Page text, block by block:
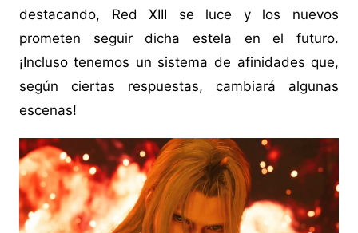
destacando, Red XIII se luce y los nuevos
prometen seguir dicha estela en el futuro.
¡Incluso tenemos un sistema de afinidades que,
según ciertas respuestas, cambiará algunas
escenas!